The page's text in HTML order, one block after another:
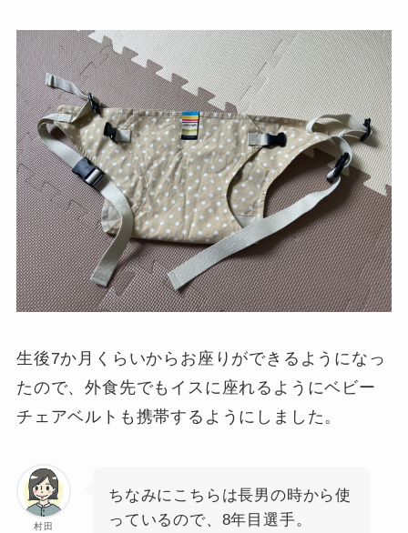
生後7か月くらいからお座りができるようになっ
たので、外食先でもイスに座れるようにベビー
チェアベルトも携帯するようにしました。
村田
ちなみにこちらは長男の時から使
っているので、8年目選手。